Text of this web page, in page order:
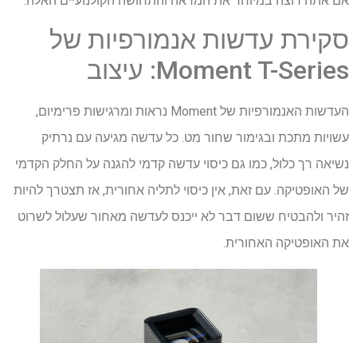
סקירת עדשות אנמורפיות של
Moment T-Series: עיצוב
העדשות האנמורפיות של Moment נראות ומרגישות פרימיום,
עשויות מתכת ובגימור שחור מט. כל עדשה מגיעה עם נרתיק
נשיאה רך כלול, כמו גם כיסוי עדשה קדמי להגנה על החלק הקדמי
של האופטיקה. עם זאת, אין כיסוי לתליה אחורית, אז תצטרך להיות
זהיר ולהבטיח ששום דבר לא ייכנס לעדשה מאחור שעלול לשרוט
את האופטיקה האחורית.